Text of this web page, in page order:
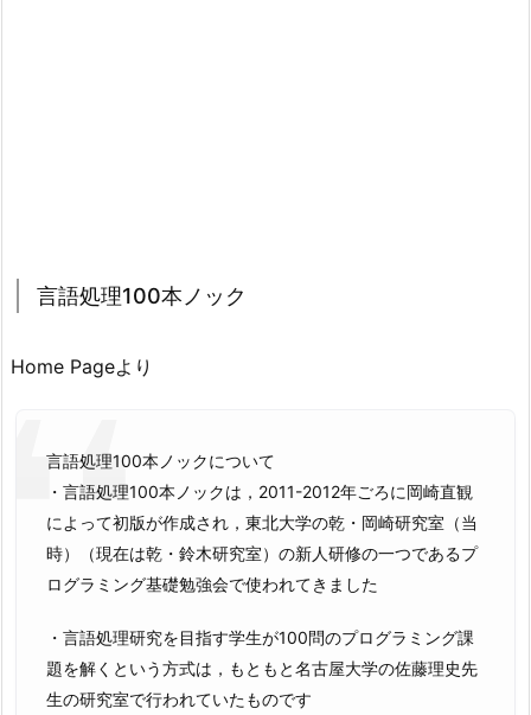
言語処理100本ノック
Home Pageより
言語処理100本ノックについて
・言語処理100本ノックは，2011-2012年ごろに岡崎直観
によって初版が作成され，東北大学の乾・岡崎研究室（当
時）（現在は乾・鈴木研究室）の新人研修の一つであるプ
ログラミング基礎勉強会で使われてきました
・言語処理研究を目指す学生が100問のプログラミング課
題を解くという方式は，もともと名古屋大学の佐藤理史先
生の研究室で行われていたものです